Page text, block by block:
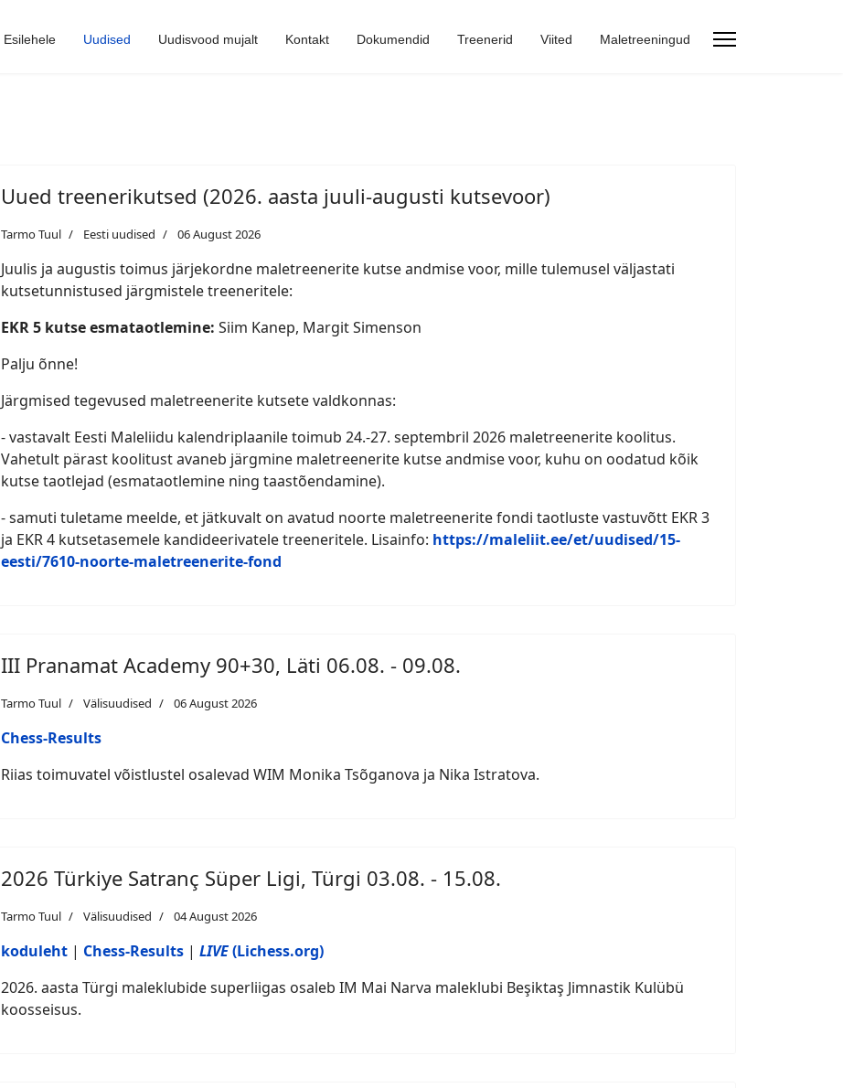
Esilehele Uudised Uudisvood mujalt Kontakt Dokumendid Treenerid Viited Maletreeningud
Uued treenerikutsed (2026. aasta juuli-augusti kutsevoor)
Tarmo Tuul Eesti uudised 06 August 2026
Juulis ja augustis toimus järjekordne maletreenerite kutse andmise voor, mille tulemusel väljastati
kutsetunnistused järgmistele treeneritele:
EKR 5 kutse esmataotlemine: Siim Kanep, Margit Simenson
Palju õnne!
Järgmised tegevused maletreenerite kutsete valdkonnas:
- vastavalt Eesti Maleliidu kalendriplaanile toimub 24.-27. septembril 2026 maletreenerite koolitus.
Vahetult pärast koolitust avaneb järgmine maletreenerite kutse andmise voor, kuhu on oodatud kõik
kutse taotlejad (esmataotlemine ning taastõendamine).
- samuti tuletame meelde, et jätkuvalt on avatud noorte maletreenerite fondi taotluste vastuvõtt EKR 3
ja EKR 4 kutsetasemele kandideerivatele treeneritele. Lisainfo: https://maleliit.ee/et/uudised/15-
eesti/7610-noorte-maletreenerite-fond
III Pranamat Academy 90+30, Läti 06.08. - 09.08.
Tarmo Tuul Välisuudised 06 August 2026
Chess-Results
Riias toimuvatel võistlustel osalevad WIM Monika Tsõganova ja Nika Istratova.
2026 Türkiye Satranç Süper Ligi, Türgi 03.08. - 15.08.
Tarmo Tuul Välisuudised 04 August 2026
koduleht | Chess-Results | LIVE(Lichess.org)
2026. aasta Türgi maleklubide superliigas osaleb IM Mai Narva maleklubi Beşiktaş Jimnastik Kulübü
koosseisus.